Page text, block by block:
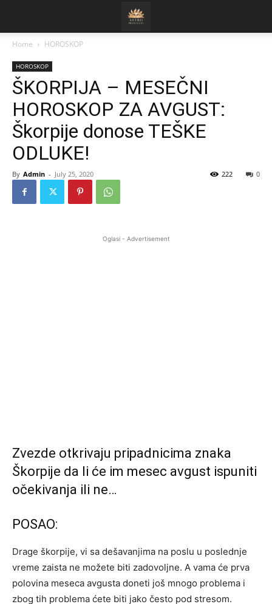
Home HOROSKOP
HOROSKOP
ŠKORPIJA – MESEČNI
HOROSKOP ZA AVGUST:
Škorpije donose TEŠKE
ODLUKE!
By Admin - July 25, 2020 0
222
Oglasi - Advertisement
Zvezde otkrivaju pripadnicima znaka
Škorpije da li će im mesec avgust ispuniti
očekivanja ili ne…
POSAO:
Drage škorpije, vi sa dešavanjima na poslu u poslednje
vreme zaista ne možete biti zadovoljne. A vama će prva
polovina meseca avgusta doneti još mnogo problema i
zbog tih problema ćete biti jako često pod stresom.